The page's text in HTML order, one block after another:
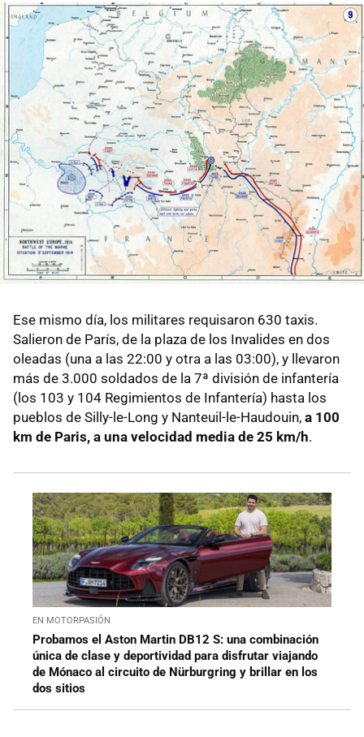
Ese mismo día, los militares requisaron 630 taxis.
Salieron de París, de la plaza de los Invalides en dos
oleadas (una a las 22:00 y otra a las 03:00), y llevaron
más de 3.000 soldados de la 7ª división de infantería
(los 103 y 104 Regimientos de Infantería) hasta los
pueblos de Silly-le-Long y Nanteuil-le-Haudouin, a 100
km de Paris, a una velocidad media de 25 km/h.
EN MOTORPASIÓN
Probamos el Aston Martin DB12 S: una combinación
única de clase y deportividad para disfrutar viajando
de Mónaco al circuito de Nürburgring y brillar en los
dos sitios